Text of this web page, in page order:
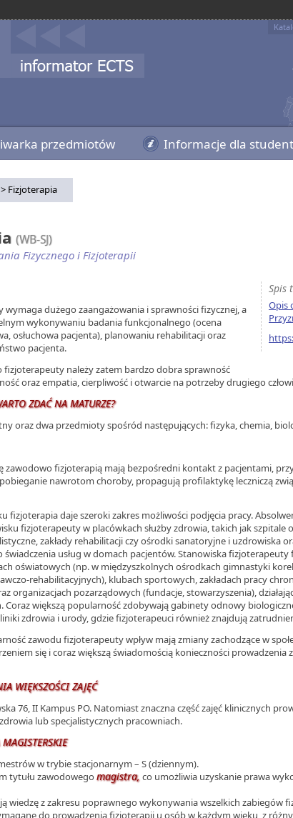
przedmiotów Informacje dla
> Fizjoterapia
(WB-SJ)
Fizycznego i Fizjoterapii
Spis
Opis
wymaga dużego zaangażowania i sprawności fizycznej, a
wykonywaniu badania funkcjonalnego (ocena
osłuchowa pacjenta), planowaniu rehabilitacji oraz
pacjenta.
należy zatem bardzo dobra sprawność
oraz empatia, cierpliwość i otwarcie na potrzeby drugiego
ZDAĆ NA MATURZE?
oraz dwa przedmioty spośród następujących: fizyka, chemia,
zawodowo fizjoterapią mają bezpośredni kontakt z pacjentami,
nawrotom choroby, propagują profilaktykę leczniczą
fizjoterapia daje szeroki zakres możliwości podjęcia pracy.
fizjoterapeuty w placówkach służby zdrowia, takich jak szpitale
zakłady rehabilitacji czy ośrodki sanatoryjne i uzdrowiska
świadczenia usług w domach pacjentów. Stanowiska
oświatowych (np. w międzyszkolnych ośrodkach gimnastyki
rehabilitacyjnych), klubach sportowych, zakładach pracy
organizacjach pozarządowych (fundacje, stowarzyszenia),
Coraz większą popularność zdobywają gabinety odnowy
zdrowia i urody, gdzie fizjoterapeuci również znajdują
zawodu fizjoterapeuty wpływ mają zmiany zachodzące w
się i coraz większą świadomością konieczności prowadzenia
WIĘKSZOŚCI ZAJĘĆ
76, II Kampus PO. Natomiast znaczna część zajęć klinicznych
lub specjalistycznych pracowniach.
w trybie stacjonarnym – S (dziennym).
tytułu zawodowego magistra,co umożliwia uzyskanie prawa
wiedzę z zakresu poprawnego wykonywania wszelkich zabiegów
do prowadzenia fizjoterapii u osób w każdym wieku, z